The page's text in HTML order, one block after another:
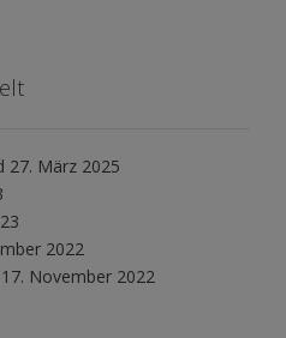
27. März 2025
2022
17. November 2022